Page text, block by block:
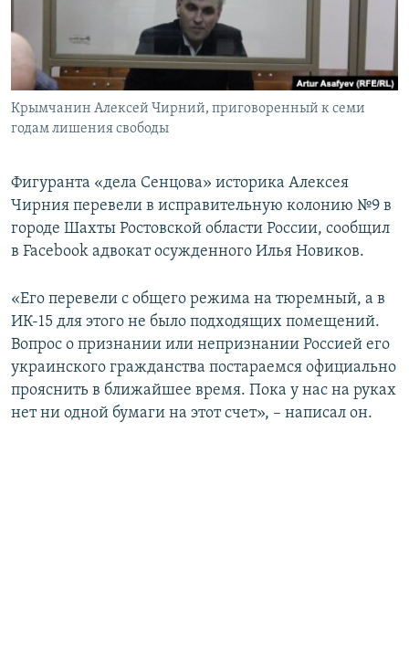
КРЫМ.НЕПОКОРЕННЫЙ
ELIFBE
УКРАИНСКАЯ ПРОБЛЕМА КРЫМА
Все сайты RFE/RL
Крымчанин Алексей Чирний, приговоренный к семи
годам лишения свободы
Фигуранта «дела Сенцова» историка Алексея
Чирния перевели в исправительную колонию №9 в
городе Шахты Ростовской области России, сообщил
в Facebook адвокат осужденного Илья Новиков.
«Его перевели с общего режима на тюремный, а в
ИК-15 для этого не было подходящих помещений.
Вопрос о признании или непризнании Россией его
украинского гражданства постараемся официально
прояснить в ближайшее время. Пока у нас на руках
нет ни одной бумаги на этот счет», – написал он.